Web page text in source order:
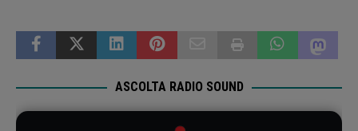
ASCOLTA RADIO SOUND